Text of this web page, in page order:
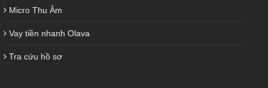
Micro Thu Âm
Vay tiền nhanh Olava
Tra cứu hồ sơ